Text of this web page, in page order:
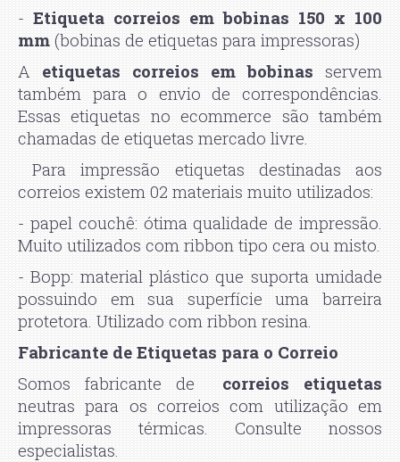
- Etiqueta correios em bobinas 150 x 100
mm (bobinas de etiquetas para impressoras)
A etiquetas correios em bobinas servem
também para o envio de correspondências.
Essas etiquetas no ecommerce são também
chamadas de etiquetas mercado livre.
Para impressão etiquetas destinadas aos
correios existem 02 materiais muito utilizados:
- papel couchê: ótima qualidade de impressão.
Muito utilizados com ribbon tipo cera ou misto.
- Bopp: material plástico que suporta umidade
possuindo em sua superfície uma barreira
protetora. Utilizado com ribbon resina.
Fabricante de Etiquetas para o Correio
Somos fabricante de correios etiquetas
neutras para os correios com utilização em
impressoras térmicas. Consulte nossos
especialistas.